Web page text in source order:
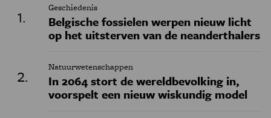
Geschiedenis
Belgische fossielen werpen nieuw licht
op het uitsterven van de neanderthalers
Natuurwetenschappen
In 2064 stort de wereldbevolking in,
voorspelt een nieuw wiskundig model